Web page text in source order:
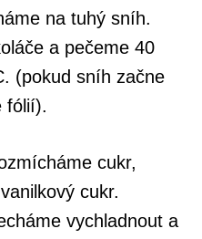
na tuhý sníh.
a pečeme 40
(pokud sníh začne
fólií).
cukr,
cukr.
vychladnout a